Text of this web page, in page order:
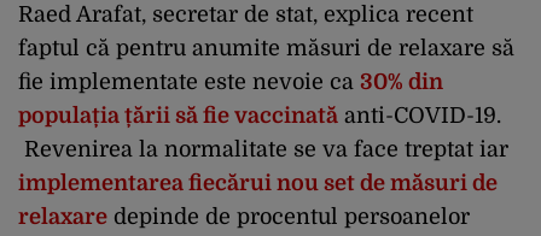
Raed Arafat, secretar de stat, explica recent
faptul că pentru anumite măsuri de relaxare să
fie implementate este nevoie ca 30% din
populația țării să fie vaccinată anti-COVID-19.
Revenirea la normalitate se va face treptat iar
implementarea fiecărui nou set de măsuri de
relaxare depinde de procentul persoanelor